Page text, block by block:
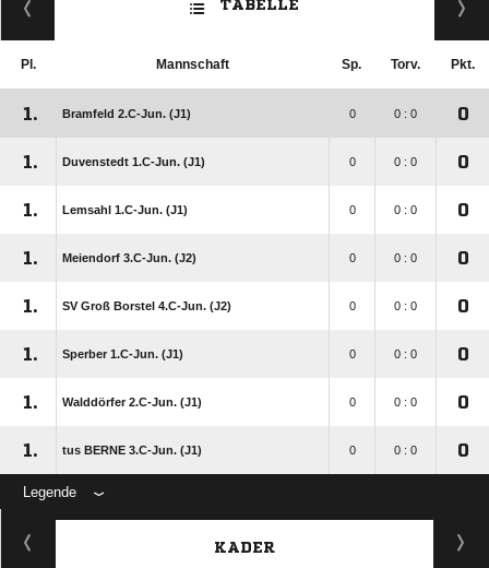
TABELLE
Pl. Mannschaft Sp. Torv. Pkt.
1. Bramfeld 2.C-Jun. (J1) 0 0 : 0 0
1. Duvenstedt 1.C-Jun. (J1) 0 0 : 0 0
1. Lemsahl 1.C-Jun. (J1) 0 0 : 0 0
1. Meiendorf 3.C-Jun. (J2) 0 0 : 0 0
1. SV Groß Borstel 4.C-Jun. (J2) 0 0 : 0 0
1. Sperber 1.C-Jun. (J1) 0 0 : 0 0
1. Walddörfer 2.C-Jun. (J1) 0 0 : 0 0
1. tus BERNE 3.C-Jun. (J1) 0 0 : 0 0
Legende
KADER